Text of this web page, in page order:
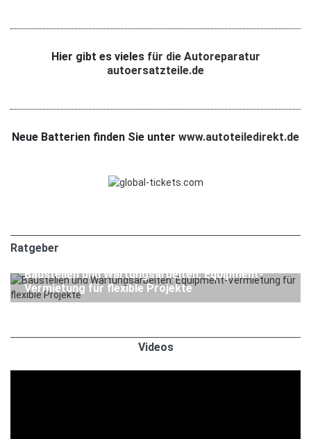
Hier gibt es vieles für die Autoreparatur
autoersatzteile.de
Neue Batterien finden Sie unter www.autoteiledirekt.de
Ratgeber
Ratgeber
Baustellen und Wartungsarbeiten: Equipment-
Vermietung für flexible Projekte
Videos